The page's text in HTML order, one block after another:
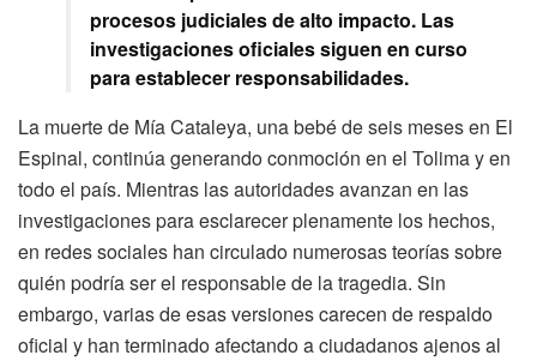
procesos judiciales de alto impacto. Las
investigaciones oficiales siguen en curso
para establecer responsabilidades.
La muerte de Mía Cataleya, una bebé de seis meses en El
Espinal, continúa generando conmoción en el Tolima y en
todo el país. Mientras las autoridades avanzan en las
investigaciones para esclarecer plenamente los hechos,
en redes sociales han circulado numerosas teorías sobre
quién podría ser el responsable de la tragedia. Sin
embargo, varias de esas versiones carecen de respaldo
oficial y han terminado afectando a ciudadanos ajenos al